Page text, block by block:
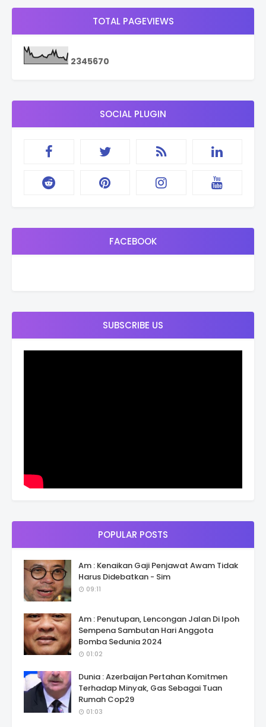
TOTAL PAGEVIEWS
2345670
SOCIAL PLUGIN
FACEBOOK
SUBSCRIBE US
POPULAR POSTS
Am : Kenaikan Gaji Penjawat Awam Tidak
Harus Didebatkan - Sim
09:11
Am : Penutupan, Lencongan Jalan Di Ipoh
Sempena Sambutan Hari Anggota
Bomba Sedunia 2024
01:02
Dunia : Azerbaijan Pertahan Komitmen
Terhadap Minyak, Gas Sebagai Tuan
Rumah Cop29
01:03